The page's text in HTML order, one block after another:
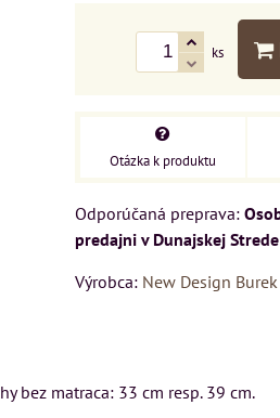
ks
Otázka k produktu
predajni v Dunajskej Strede
Výrobca: New Design
bez matraca: 33 cm resp. 39 cm.